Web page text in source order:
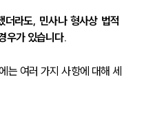
예약
더라도, 민사나 형사상 법적
우가 있습니다.
는 여러 가지 사항에 대해 세